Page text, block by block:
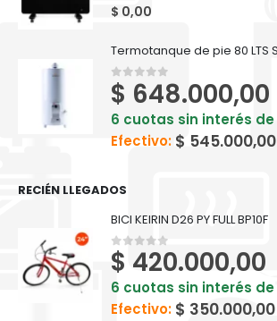
0 out of 5
$ 0,00
0out of 5
$ 648.000,00
6 cuotas sin interés de
Efectivo: $ 545.000,00
RECIÉN LLEGADOS
BICI KEIRIN D26 PY FULL BP10F
0out of 5
$ 420.000,00
6 cuotas sin interés de
Efectivo: $ 350.000,00